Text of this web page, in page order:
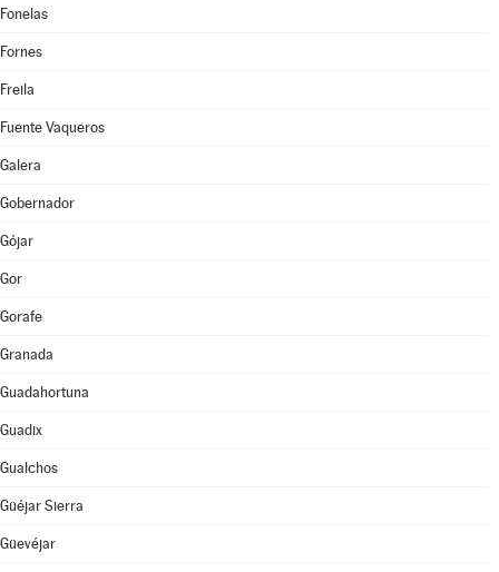
Fonelas
Fornes
Freila
Fuente Vaqueros
Galera
Gobernador
Gójar
Gor
Gorafe
Granada
Guadahortuna
Guadix
Gualchos
Güéjar Sierra
Güevéjar